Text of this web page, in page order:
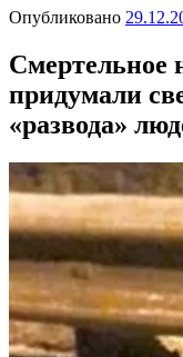
Опубликовано
Смертельное
придумали
«развода»